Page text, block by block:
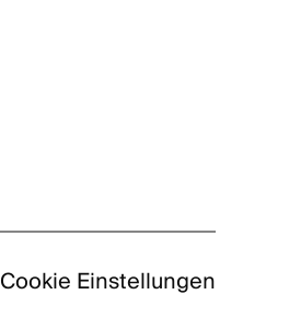
Cookie Einstellungen